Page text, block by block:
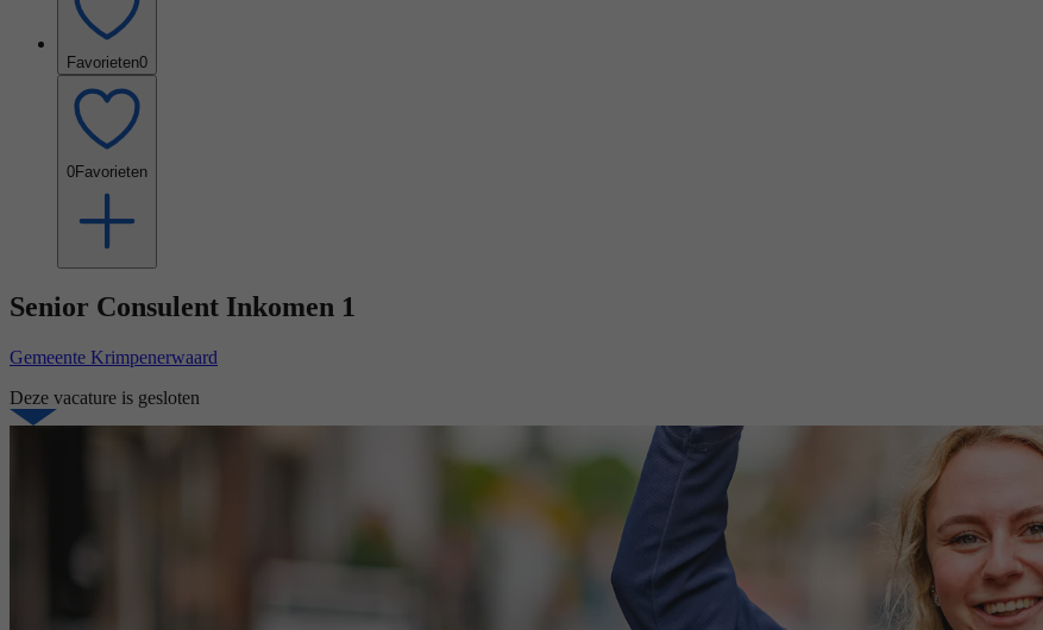
Favorieten0
0Favorieten
Senior Consulent Inkomen 1
Gemeente Krimpenerwaard
Deze vacature is gesloten